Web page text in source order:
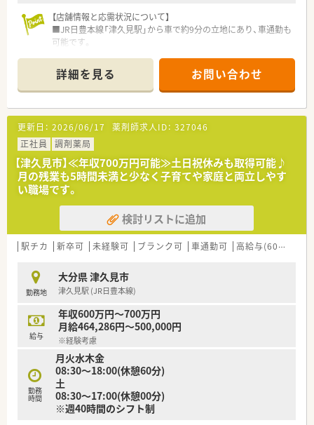
【店舗情報と応需状況について】
■JR日豊本線「津久見駅」から車で約9分の立地にあり、車通勤も
可能です。
日の処方箋枚数は平均75枚です。
■薬剤師は常勤2名、非常勤1名が在籍し、事務スタッフも4名と
手厚い体制です。（2025年10月時点）
【募集背景と求める人物像について】
■大分エリアは採用が難しく、地域医療体制を維持・強化するた
めに急ぎ増員募集を行っております。
■何よりも協調性を重視しており、周囲のスタッフと協力して業
務に取り組める方を求めています。
■スキルや経験以上に、謙虚な姿勢で物事を吸収できる「奢らな
い性格」の方を歓迎します。
【勤務実態について】
■残業代は1分単位で計算して全額支給されるため、サービス残
業は一切ありません。
いるため気兼ねなく取得可能です。
■週40時間のシフト制勤務を採用し、早出や遅出を設けること
で残業時間の削減にも努めています。
【職場環境と雰囲気】
■離職率が非常に低く、10年以上の長期勤続者も多いため、安心
して長く働ける環境です。
■法人全体では30代から40代のスタッフが中心となって活躍し
ており、平均年齢は42歳です。
■現場に一定の裁量権が与えられており、自発的に考えて行動で
きる方には働きやすい職場です。
詳細を見る お問い合わせ
更新日： 2026/06/17 薬剤師求人ID： 327046
正社員
調剤薬局
【津久見市】≪年収700万円可能≫土日祝休みも取得可能♪
月の残業も5時間未満と少なく子育てや家庭と両立しやす
い職場です。
検討リストに追加
駅チカ 新卒可 未経験可 ブランク可 車通勤可 高給与(600万円以上)
勤務地
大分県 津久見市
津久見駅 (JR日豊本線)
給与
年収600万円～700万円
月給464,286円～500,000円
※経験考慮
勤務
時間
月火水木金
08:30～18:00(休憩60分)
土
08:30～17:00(休憩00分)
※週40時間のシフト制